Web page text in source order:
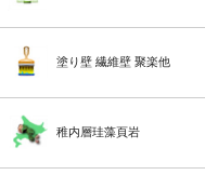
塗り壁 繊維壁 聚楽他
稚内層珪藻頁岩